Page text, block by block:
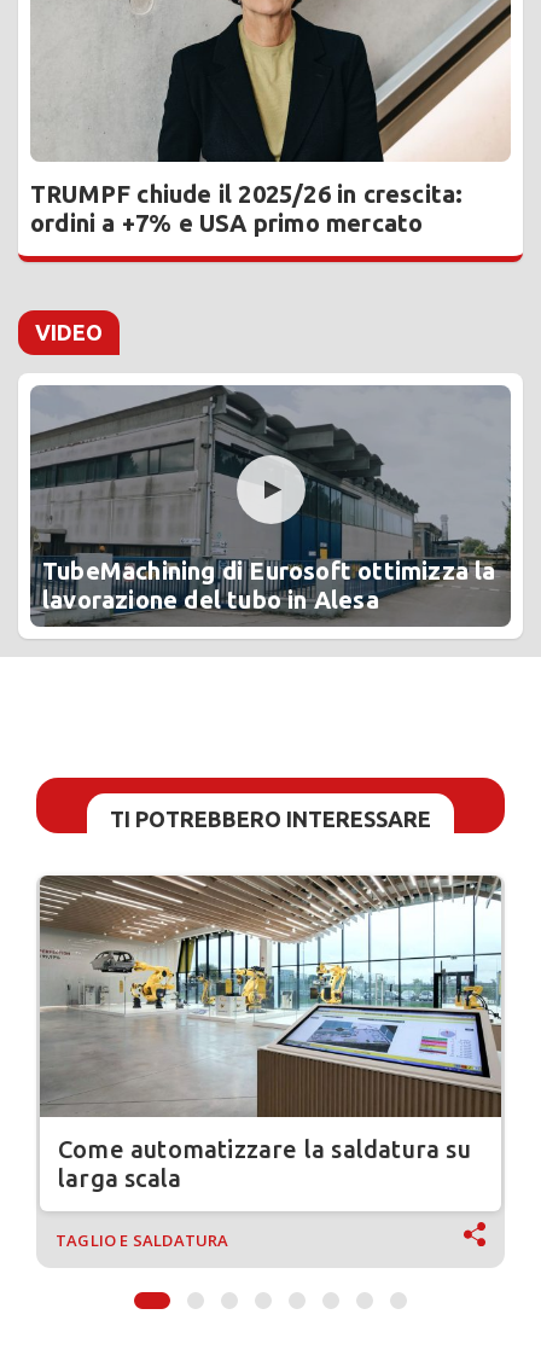
TRUMPF chiude il 2025/26 in crescita:
ordini a +7% e USA primo mercato
VIDEO
TubeMachining di Eurosoft ottimizza la
lavorazione del tubo in Alesa
TI POTREBBERO INTERESSARE
Come automatizzare la saldatura su
larga scala
TAGLIO E SALDATURA